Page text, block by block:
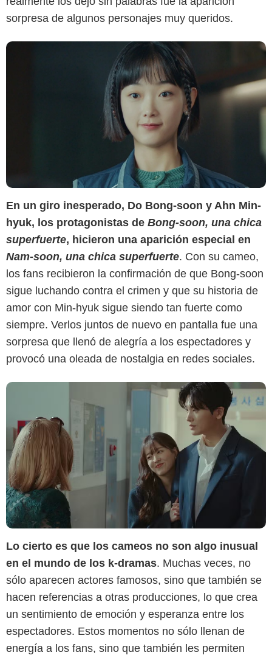
sorpresa de algunos personajes muy queridos.
En un giro inesperado, Do Bong-soon y Ahn Min-
hyuk, los protagonistas de Bong-soon, una chica
superfuerte, hicieron una aparición especial en
Nam-soon, una chica superfuerte. Con su cameo,
los fans recibieron la confirmación de que Bong-soon
sigue luchando contra el crimen y que su historia de
amor con Min-hyuk sigue siendo tan fuerte como
siempre. Verlos juntos de nuevo en pantalla fue una
sorpresa que llenó de alegría a los espectadores y
provocó una oleada de nostalgia en redes sociales.
Netflix
Lo cierto es que los cameos no son algo inusual
en el mundo de los k-dramas. Muchas veces, no
sólo aparecen actores famosos, sino que también se
hacen referencias a otras producciones, lo que crea
un sentimiento de emoción y esperanza entre los
espectadores. Estos momentos no sólo llenan de
energía a los fans, sino que también les permiten